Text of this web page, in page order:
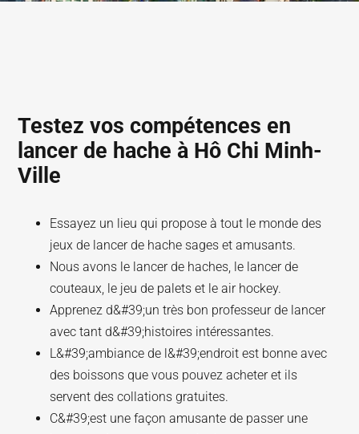
Testez vos compétences en
lancer de hache à Hô Chi Minh-
Ville
Essayez un lieu qui propose à tout le monde des
jeux de lancer de hache sages et amusants.
Nous avons le lancer de haches, le lancer de
couteaux, le jeu de palets et le air hockey.
Apprenez d&#39;un très bon professeur de lancer
avec tant d&#39;histoires intéressantes.
L&#39;ambiance de l&#39;endroit est bonne avec
des boissons que vous pouvez acheter et ils
servent des collations gratuites.
C&#39;est une façon amusante de passer une